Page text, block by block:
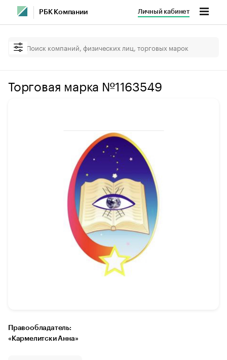
РБК Компании Личный кабинет
Торговая марка №1163549
Правообладатель:
«Кармелитски Анна»